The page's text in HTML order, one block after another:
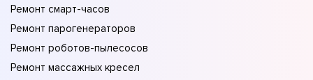
Ремонт смарт-часов
Ремонт парогенераторов
Ремонт роботов-пылесосов
Ремонт массажных кресел